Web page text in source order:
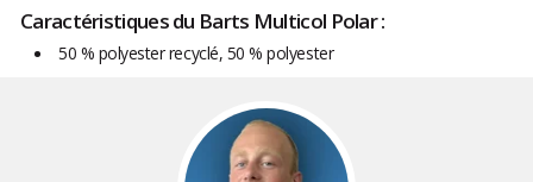
Caractéristiques du Barts Multicol Polar :
50 % polyester recyclé, 50 % polyester